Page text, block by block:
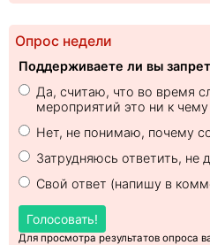
Опрос недели
Поддерживаете ли вы
Да, считаю, что во время
мероприятий это ни к чему
Нет, не понимаю, почему
Затрудняюсь ответить, не
Свой ответ (напишу в
Голосовать!
Для просмотра результатов опроса